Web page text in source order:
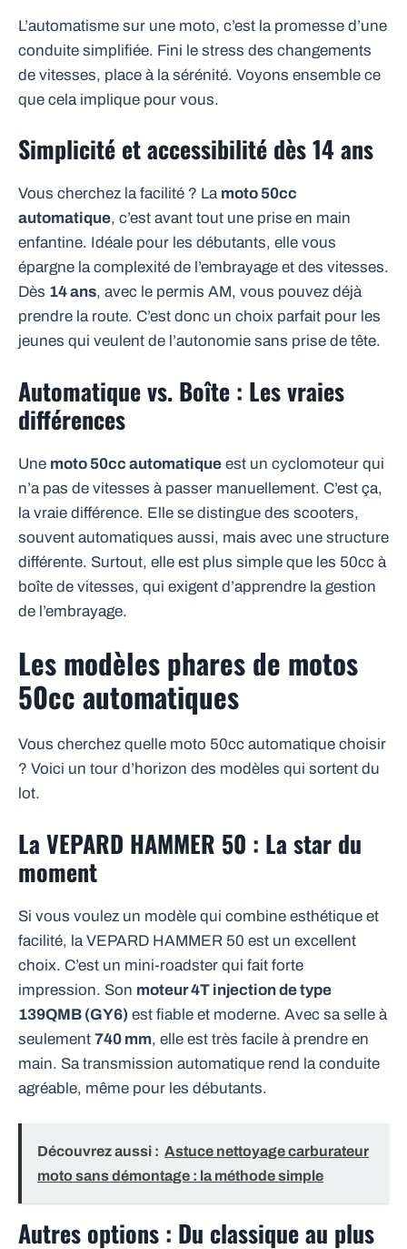
L’automatisme sur une moto, c’est la promesse d’une
conduite simplifiée. Fini le stress des changements
de vitesses, place à la sérénité. Voyons ensemble ce
que cela implique pour vous.
Simplicité et accessibilité dès 14 ans
Vous cherchez la facilité ? La moto 50cc
automatique, c’est avant tout une prise en main
enfantine. Idéale pour les débutants, elle vous
épargne la complexité de l’embrayage et des vitesses.
Dès 14 ans, avec le permis AM, vous pouvez déjà
prendre la route. C’est donc un choix parfait pour les
jeunes qui veulent de l’autonomie sans prise de tête.
Automatique vs. Boîte : Les vraies
différences
Une moto 50cc automatique est un cyclomoteur qui
n’a pas de vitesses à passer manuellement. C’est ça,
la vraie différence. Elle se distingue des scooters,
souvent automatiques aussi, mais avec une structure
différente. Surtout, elle est plus simple que les 50cc à
boîte de vitesses, qui exigent d’apprendre la gestion
de l’embrayage.
Les modèles phares de motos
50cc automatiques
Vous cherchez quelle moto 50cc automatique choisir
? Voici un tour d’horizon des modèles qui sortent du
lot.
La VEPARD HAMMER 50 : La star du
moment
Si vous voulez un modèle qui combine esthétique et
facilité, la VEPARD HAMMER 50 est un excellent
choix. C’est un mini-roadster qui fait forte
impression. Son moteur 4T injection de type
139QMB (GY6) est fiable et moderne. Avec sa selle à
seulement 740 mm, elle est très facile à prendre en
main. Sa transmission automatique rend la conduite
agréable, même pour les débutants.
Découvrez aussi : Astuce nettoyage carburateur
moto sans démontage : la méthode simple
Autres options : Du classique au plus